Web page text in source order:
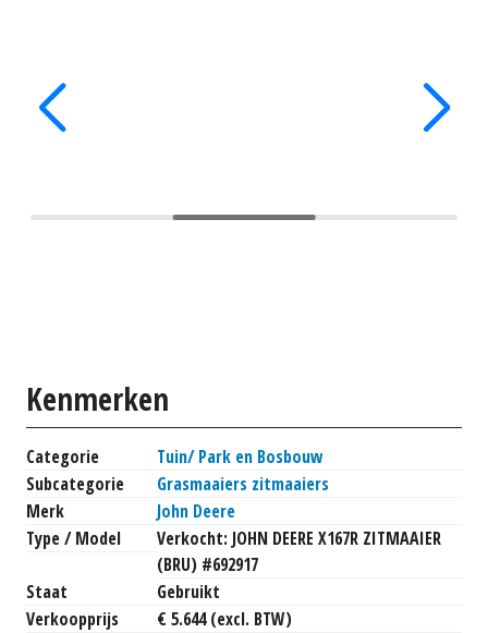
Kenmerken
Categorie
Tuin/ Park en Bosbouw
Subcategorie
Grasmaaiers zitmaaiers
Merk
John Deere
Type / Model
Verkocht: JOHN DEERE X167R ZITMAAIER
(BRU) #692917
Staat
Gebruikt
Verkoopprijs
€ 5.644 (excl. BTW)